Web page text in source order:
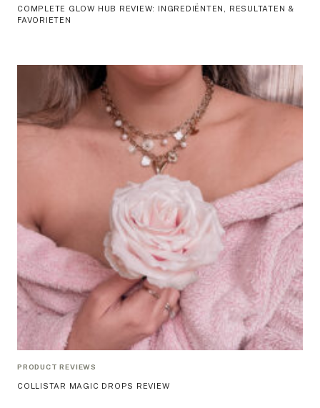
COMPLETE GLOW HUB REVIEW: INGREDIËNTEN, RESULTATEN &
FAVORIETEN
PRODUCT REVIEWS
COLLISTAR MAGIC DROPS REVIEW